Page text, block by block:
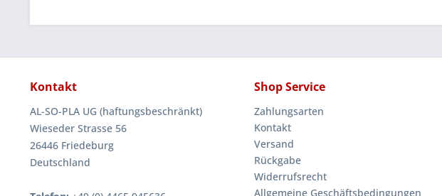
Kontakt
AL-SO-PLA UG (haftungsbeschränkt)
Wieseder Strasse 56
26446 Friedeburg
Deutschland
Shop Service
Zahlungsarten
Kontakt
Versand
Rückgabe
Widerrufsrecht
Allgemeine Geschäftsbedingungen